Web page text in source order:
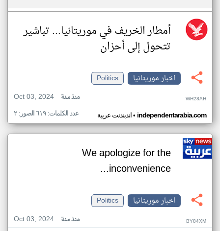
أمطار الخريف في موريتانيا... تباشير
تتحول إلى أحزان
اخبار موريتانيا
Politics
Oct 03, 2024
منذ سنة WH28AH
اندبندنت عربية• independentarabia.com عدد الكلمات: ٦١٩ الصور: ٢
We apologize for the
inconvenience...
اخبار موريتانيا
Politics
Oct 03, 2024
منذ سنة BY84XM